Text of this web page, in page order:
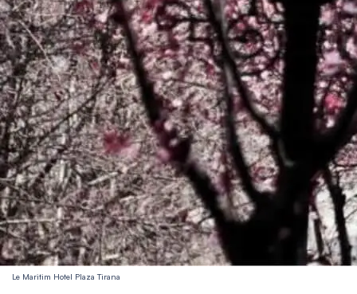
Le Maritim Hotel Plaza Tirana